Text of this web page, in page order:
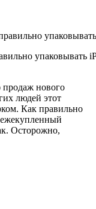
упаковывать
продаж нового
людей этот
Как правильно
Осторожно,